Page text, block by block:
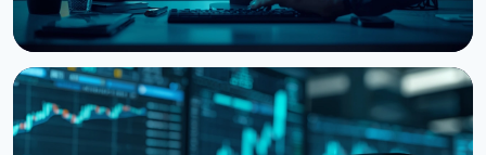
НОВИНА
Кити нарощують BTC, ETH та XRP: CryptoQuant
бачить фінал ведмежого ринку